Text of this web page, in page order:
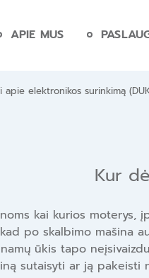
APIE MUS
apie elektronikos surinkimą
Kur
kai kurios
po skalbimo mašina
ūkis tapo
sutaisyti ar ją pakeisti